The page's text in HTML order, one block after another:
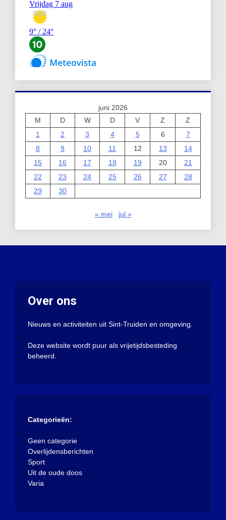
juni 2026
M
D W D V Z
Z
1
2 3 4 5 6
7
8
9 10 11 12 13
14
15
16 17 18 19 20
21
22
23 24 25 26 27
28
29
30
« mei jul »
Over ons
Nieuws en activiteiten uit Sint-Truiden en omgeving.
Deze website wordt puur als vrijetijdsbesteding
beheerd.
Categorieën:
Geen categorie
Overlijdensberichten
Sport
Uit de oude doos
Varia